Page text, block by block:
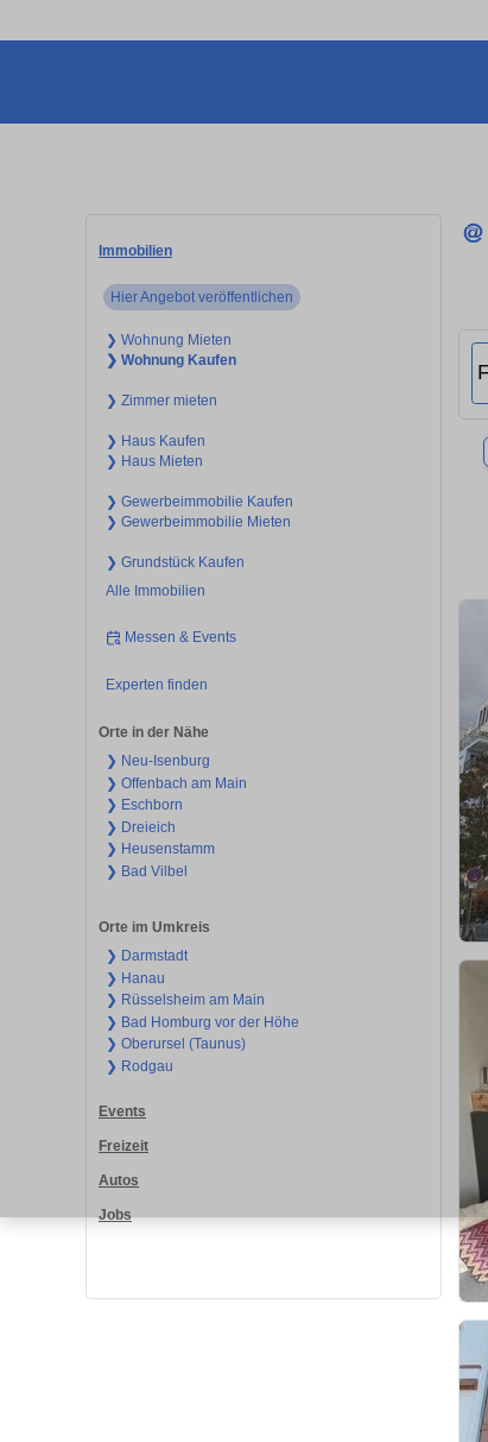
Immobilien
Hier Angebot veröffentlichen
❯ Wohnung Mieten
❯ Wohnung Kaufen
❯ Zimmer mieten
❯ Haus Kaufen
❯ Haus Mieten
❯ Gewerbeimmobilie Kaufen
❯ Gewerbeimmobilie Mieten
❯ Grundstück Kaufen
Alle Immobilien
Messen & Events
Experten finden
Orte in der Nähe
❯ Neu-Isenburg
❯ Offenbach am Main
❯ Eschborn
❯ Dreieich
❯ Heusenstamm
❯ Bad Vilbel
Orte im Umkreis
❯ Darmstadt
❯ Hanau
❯ Rüsselsheim am Main
❯ Bad Homburg vor der Höhe
❯ Oberursel (Taunus)
❯ Rodgau
Events
Freizeit
Autos
Jobs